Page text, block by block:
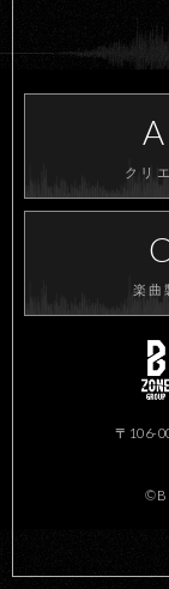
〒106-
©B
クリ
楽曲